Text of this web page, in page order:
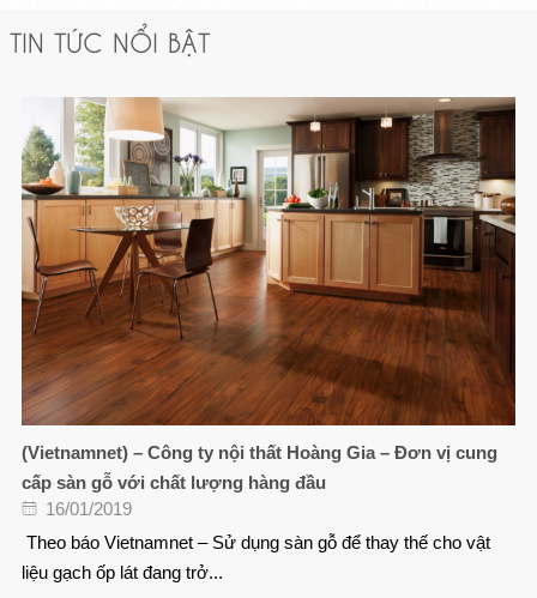
TIN TỨC NỔI BẬT
(Vietnamnet) – Công ty nội thất Hoàng Gia – Đơn vị cung
cấp sàn gỗ với chất lượng hàng đầu
16/01/2019
Theo báo Vietnamnet – Sử dụng sàn gỗ để thay thế cho vật
liệu gạch ốp lát đang trở...